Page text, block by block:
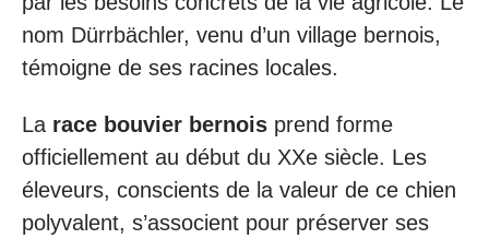
nom Dürrbächler, venu d’un village bernois,
témoigne de ses racines locales.
La race bouvier bernois prend forme
officiellement au début du XXe siècle. Les
éleveurs, conscients de la valeur de ce chien
polyvalent, s’associent pour préserver ses